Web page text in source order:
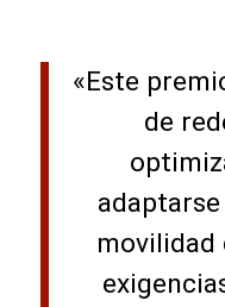
«Este
de
movilidad